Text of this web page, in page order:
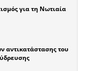
για τη Νωτιαία
αντικατάστασης του